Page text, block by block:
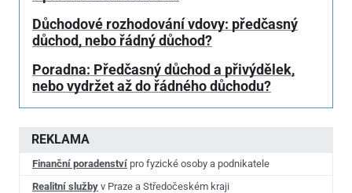
REKLAMA
Finanční poradenství pro fyzické osoby a podnikatele
Realitní služby v Praze a Středočeském kraji
Důchodové rozhodování vdovy: předčasný
důchod, nebo řádný důchod?
Poradna: Předčasný důchod a přivýdělek,
nebo vydržet až do řádného důchodu?